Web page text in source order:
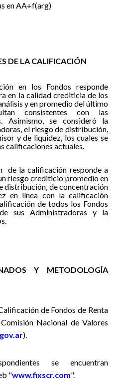
en AA+f(arg)
DE LA CALIFICACIÓN
en los Fondos responde
en la calidad crediticia de los
y en promedio del último
consistentes con las
Asimismo, se consideró la
el riesgo de distribución,
y de liquidez, los cuales se
calificaciones actuales.
de la calificación responde a
riesgo crediticio promedio en
distribución, de concentración
en línea con la calificación
de todos los Fondos
sus Administradoras y la
Y METODOLOGÍA
de Fondos de Renta
Nacional de Valores
).
se encuentran
"www.fixscr.com".